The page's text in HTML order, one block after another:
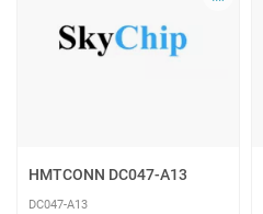
HMTCONN DC047-A13
DC047-A13